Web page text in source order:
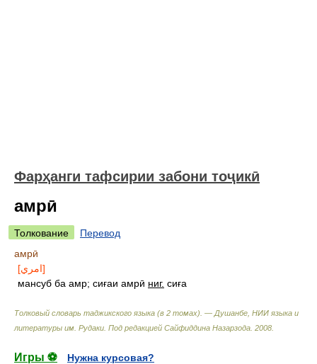
Фарҳанги тафсирии забони тоҷикӣ
амрӣ
Толкование
Перевод
амрӣ
[امري]
мансуб ба амр; сиғаи амрӣ ниг. сиға
Толковый словарь таджикского языка (в 2 томах). — Душанбе, НИИ языка и
литературы им. Рудаки Под редакцией Сайфиддина Назарзода 2008
Игры ⚽
Нужна курсовая?